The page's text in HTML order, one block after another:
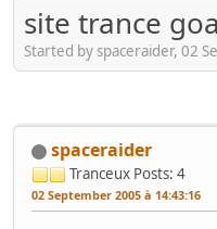
site trance goa
Started by spaceraider, 02
spaceraider
Tranceux Posts: 4
02 September 2005 à 14:43:16